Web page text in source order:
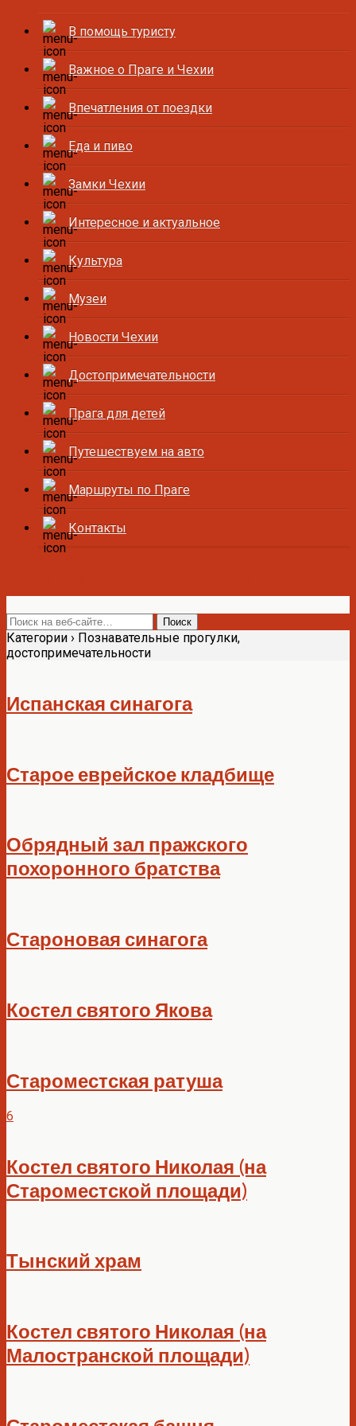
В помощь туристу
Важное о Праге и Чехии
Впечатления от поездки
Еда и пиво
Замки Чехии
Интересное и актуальное
Культура
Музеи
Новости Чехии
Достопримечательности
Прага для детей
Путешествуем на авто
Маршруты по Праге
Контакты
Категории › Познавательные прогулки,
достопримечательности
Испанская синагога
Старое еврейское кладбище
Обрядный зал пражского
похоронного братства
Староновая синагога
Костел святого Якова
Староместская ратуша
6
Костел святого Николая (на
Староместской площади)
Тынский храм
Костел святого Николая (на
Малостранской площади)